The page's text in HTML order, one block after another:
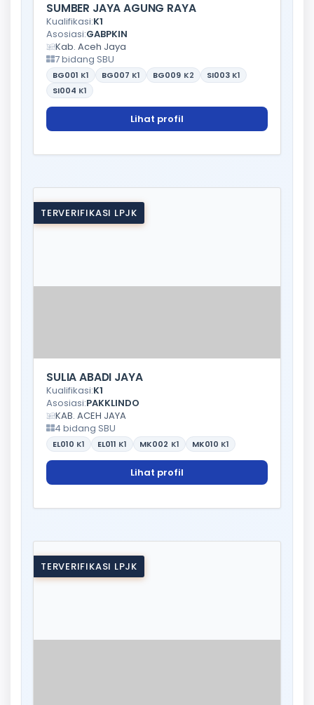
SUMBER JAYA AGUNG RAYA
Kualifikasi:K1
Asosiasi:GABPKIN
Kab. Aceh Jaya
7 bidang SBU
BG001 K1 BG007 K1 BG009 K2 SI003 K1
SI004 K1
Lihat profil
TERVERIFIKASI LPJK
SULIA ABADI JAYA
Kualifikasi:K1
Asosiasi:PAKKLINDO
KAB. ACEH JAYA
4 bidang SBU
EL010 K1 EL011 K1 MK002 K1 MK010 K1
Lihat profil
TERVERIFIKASI LPJK